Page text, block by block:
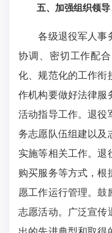
五、加强组织领导
各级退役军人事务
协调、密切工作配
化、规范化的工作衔
作机构要做好法律服
活动指导工作。退役
务志愿队伍组建以及
实施等相关工作。退
购买服务等方式，根
愿工作运行管理。鼓
志愿活动。广泛宣传